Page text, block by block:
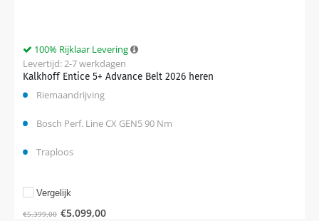
Kalkhoff Entice 5+ Advance Belt 2026 heren
100% Rijklaar Levering
Levertijd: 2-7 werkdagen
Riemaandrijving
Bosch Perf. Line CX GEN5 90 Nm
Traploos
€5.399,00 €5.099,00
Vergelijk